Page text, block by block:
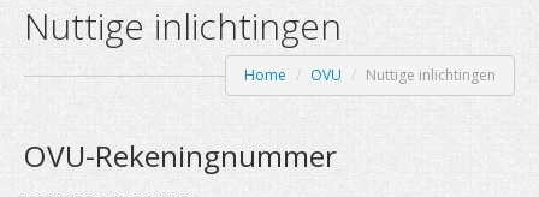
GALERIJEN
ACTIVITEITEN
Nuttige inlichtingen
Home / OVU / Nuttige inlichtingen
OVU-Rekeningnummer